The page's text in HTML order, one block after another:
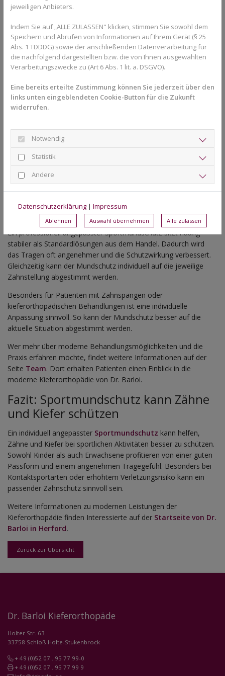
Zurück zur Übersicht
vor allem dort, wo Körperkontakt oder Sturzrisiken bestehen.
Dazu zählen beispielsweise Kampfsportarten, Hockey,
Basketball oder Handball. Aber auch beim Skateboarden, Reiten
oder Mountainbiken kann ein Schutz für Zähne und Kiefer
Kinder und Jugendliche sind beim Sport häufig besonders aktiv.
Gleichzeitig reagieren Eltern verständlicherweise sensibel auf
helfen, das Risiko bei sportlichen Aktivitäten zu reduzieren.
Auch Erwachsene entscheiden sich zunehmend für moderne
Schutzlösungen, um ihre Zähne beim Training oder Wettkampf
besser zu schützen. In Herford steigt das Interesse an individuell
angepassten Sportmundschutzen deshalb kontinuierlich.
angepasster Mundschutz?
Ein professionell angepasster Sportmundschutz sitzt häufig
stabiler als Standardlösungen aus dem Handel. Dadurch wird
das Tragen oft angenehmer und die Schutzwirkung verbessert.
Gleichzeitig kann der Mundschutz individuell auf die jeweilige
Zahnstellung abgestimmt werden.
Besonders für Patienten mit Zahnspangen oder
kieferorthopädischen Behandlungen ist eine individuelle
Anpassung sinnvoll. So kann der Mundschutz besser auf die
aktuelle Situation abgestimmt werden.
Wer mehr über moderne Behandlungsmöglichkeiten und die
Praxis erfahren möchte, findet weitere Informationen auf der
Seite Team. Dort erhalten Patienten einen Einblick in die
moderne Kieferorthopädie von Dr. Barloi.
Fazit: Sportmundschutz kann Zähne
und Kiefer schützen
Ein individuell angepasster Sportmundschutz kann helfen,
Zähne und Kiefer bei sportlichen Aktivitäten besser zu schützen.
Sowohl Kinder als auch Erwachsene profitieren von einer guten
Passform und einem angenehmen Tragegefühl. Besonders bei
Kontaktsportarten oder erhöhtem Verletzungsrisiko kann ein
passender Zahnschutz sinnvoll sein.
Weitere Informationen zu modernen Leistungen der
Kieferorthopädie finden Interessierte auf der Startseite von Dr.
Barloi in Herford.
Dr. Barloi Kieferorthopäde
Holter Str. 63
33758 Schloß Holte-Stukenbrock
+ 49 (0)52 07 . 95 77 99-0
+ 49 (0)52 07 . 95 77 99 9
jeweiligen Anbieters.
Indem Sie auf „ALLE ZULASSEN" klicken, stimmen Sie sowohl dem
Speichern und Abrufen von Informationen auf Ihrem Gerät (§ 25
Abs. 1 TDDDG) sowie der anschließenden Datenverarbeitung für
die nachfolgend dargestellten bzw. die von Ihnen ausgewählten
Verarbeitungszwecke zu (Art 6 Abs. 1 lit. a. DSGVO).
Eine bereits erteilte Zustimmung können Sie jederzeit über den
links unten eingeblendeten Cookie-Button für die Zukunft
widerrufen.
Notwendig
Statistik
Andere
Datenschutzerklärung | Impressum
Ablehnen Auswahl übernehmen Alle zulassen